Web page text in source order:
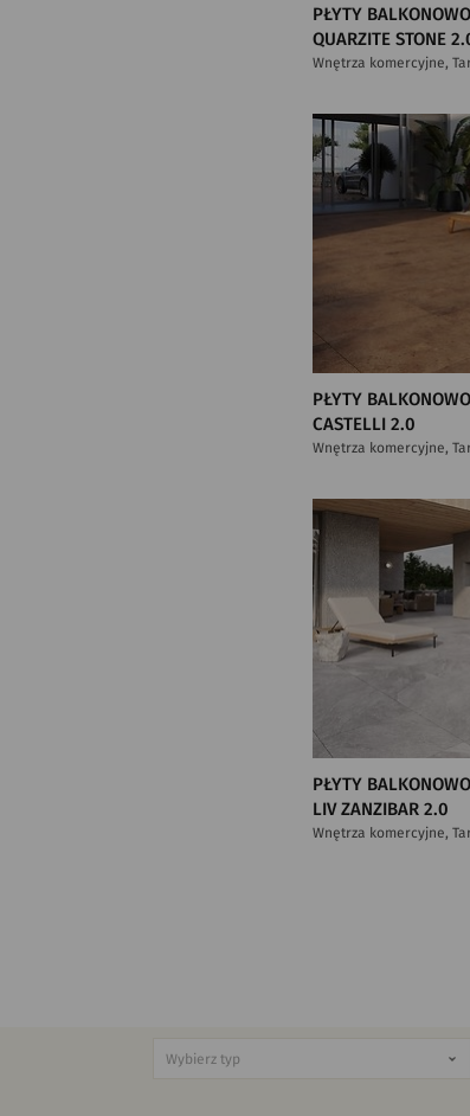
PŁYTY
QUARZITE STONE
Wnętrza komercyjne,
PŁYTY
CASTELLI 2.0
Wnętrza komercyjne,
PŁYTY
LIV ZANZIBAR 2.0
Wnętrza komercyjne,